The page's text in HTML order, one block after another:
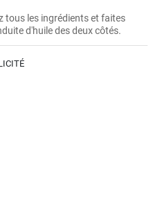
tous les ingrédients et faites
d'huile des deux côtés.